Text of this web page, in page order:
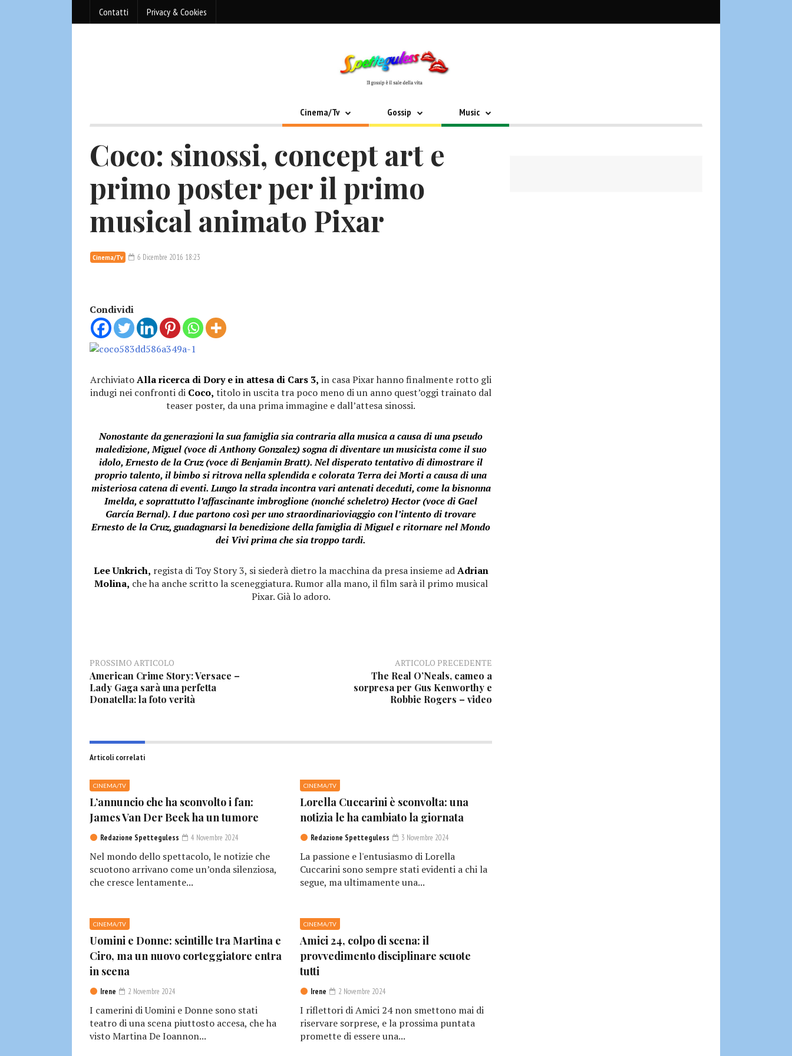
Contatti Privacy & Cookies
Cinema/Tv Gossip Music
Coco: sinossi, concept art e
primo poster per il primo
musical animato Pixar
Cinema/Tv 6 Dicembre 2016 18:23
Condividi
ArchiviatoAlla ricerca di Dory e in attesa di Cars 3, in casa Pixar hanno finalmente rotto gli
indugi nei confronti di Coco, titolo in uscita tra poco meno di un anno quest’oggi trainato dal
teaser poster, da una prima immagine e dall’attesa sinossi.
Nonostante da generazioni la sua famiglia sia contraria alla musica a causa di una pseudo
maledizione, Miguel (voce di Anthony Gonzalez) sogna di diventare un musicista come il suo
idolo, Ernesto de la Cruz (voce di Benjamin Bratt). Nel disperato tentativo di dimostrare il
proprio talento, il bimbo si ritrova nella splendida e colorata Terra dei Morti a causa di una
misteriosa catena di eventi. Lungo la strada incontra vari antenati deceduti, come la bisnonna
Imelda, e soprattutto l’affascinante imbroglione (nonché scheletro) Hector (voce di Gael
García Bernal). I due partono così per uno straordinarioviaggio con l’intento di trovare
Ernesto de la Cruz, guadagnarsi la benedizione della famiglia di Miguel e ritornare nel Mondo
dei Vivi prima che sia troppo tardi.
Lee Unkrich, regista di Toy Story 3, si siederà dietro la macchina da presa insieme adAdrian
Molina, che ha anche scritto la sceneggiatura. Rumor alla mano, il film sarà il primo musical
Pixar. Già lo adoro.
PROSSIMO ARTICOLO
American Crime Story: Versace –
Lady Gaga sarà una perfetta
Donatella: la foto verità
ARTICOLO PRECEDENTE
The Real O’Neals, cameo a
sorpresa per Gus Kenworthy e
Robbie Rogers – video
Articoli correlati
CINEMA/TV
L’annuncio che ha sconvolto i fan:
James Van Der Beek ha un tumore
Redazione Spetteguless 4 Novembre 2024
Nel mondo dello spettacolo, le notizie che
scuotono arrivano come un’onda silenziosa,
che cresce lentamente...
CINEMA/TV
Lorella Cuccarini è sconvolta: una
notizia le ha cambiato la giornata
Redazione Spetteguless 3 Novembre 2024
La passione e l'entusiasmo di Lorella
Cuccarini sono sempre stati evidenti a chi la
segue, ma ultimamente una...
CINEMA/TV
Uomini e Donne: scintille tra Martina e
Ciro, ma un nuovo corteggiatore entra
in scena
Irene 2 Novembre 2024
I camerini di Uomini e Donne sono stati
teatro di una scena piuttosto accesa, che ha
visto Martina De Ioannon...
CINEMA/TV
Amici 24, colpo di scena: il
provvedimento disciplinare scuote
tutti
Irene 2 Novembre 2024
I riflettori di Amici 24 non smettono mai di
riservare sorprese, e la prossima puntata
promette di essere una...